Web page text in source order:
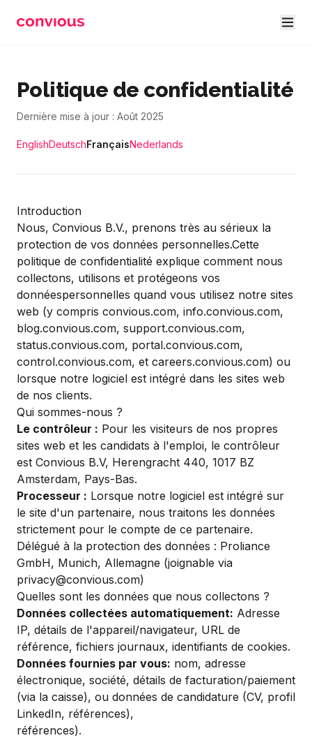
Politique de confidentialité
Dernière mise à jour : Août 2025
EnglishDeutschFrançaisNederlands
Introduction
Nous, Convious B.V., prenons très au sérieux la
protection de vos données personnelles.Cette
politique de confidentialité explique comment nous
collectons, utilisons et protégeons vos
donnéespersonnelles quand vous utilisez notre sites
web (y compris convious.com, info.convious.com,
blog.convious.com, support.convious.com,
status.convious.com, portal.convious.com,
control.convious.com, et careers.convious.com) ou
lorsque notre logiciel est intégré dans les sites web
de nos clients.
Qui sommes-nous ?
Le contrôleur : Pour les visiteurs de nos propres
sites web et les candidats à l'emploi, le contrôleur
est Convious B.V, Herengracht 440, 1017 BZ
Amsterdam, Pays-Bas.
Processeur : Lorsque notre logiciel est intégré sur
le site d'un partenaire, nous traitons les données
strictement pour le compte de ce partenaire.
Délégué à la protection des données : Proliance
GmbH, Munich, Allemagne (joignable via
privacy@convious.com)
Quelles sont les données que nous collectons ?
Données collectées automatiquement: Adresse
IP, détails de l'appareil/navigateur, URL de
référence, fichiers journaux, identifiants de cookies.
Données fournies par vous: nom, adresse
électronique, société, détails de facturation/paiement
(via la caisse), ou données de candidature (CV, profil
LinkedIn, références),
références).